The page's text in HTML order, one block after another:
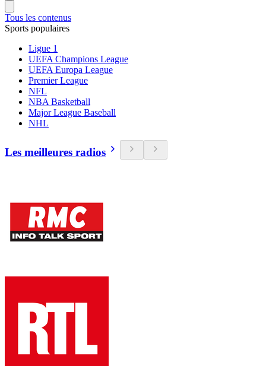
Tous les contenus
Sports populaires
Ligue 1
UEFA Champions League
UEFA Europa League
Premier League
NFL
NBA Basketball
Major League Baseball
NHL
Les meilleures radios